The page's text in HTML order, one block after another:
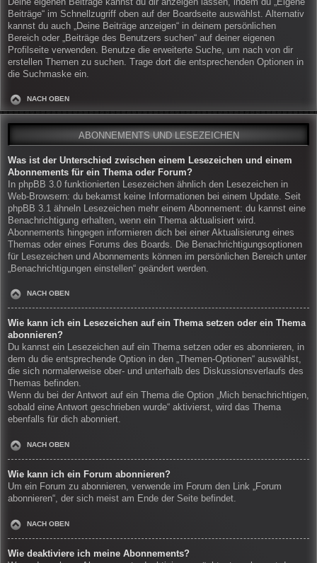
Deine eigenen Beiträge kannst du dir anzeigen lassen, indem du „Eigene
Beiträge“ im Schnellzugriff oben auf der Boardseite auswählst. Alternativ
kannst du auch „Deine Beiträge anzeigen“ in deinem persönlichen
Bereich oder „Beiträge des Benutzers suchen“ auf deiner eigenen
Profilseite verwenden. Benutze die erweiterte Suche, um nach von dir
erstellen Themen zu suchen. Trage dort die entsprechenden Optionen in
die Suchmaske ein.
NACH OBEN
ABONNEMENTS UND LESEZEICHEN
Was ist der Unterschied zwischen einem Lesezeichen und einem
Abonnements für ein Thema oder Forum?
In phpBB 3.0 funktionierten Lesezeichen ähnlich den Lesezeichen in
Web-Browsern: du bekamst keine Informationen bei einem Update. Seit
phpBB 3.1 ähneln Lesezeichen mehr einem Abonnement: du kannst eine
Benachrichtigung erhalten, wenn ein Thema aktualisiert wird.
Abonnements hingegen informieren dich bei einer Aktualisierung eines
Themas oder eines Forums des Boards. Die Benachrichtigungsoptionen
für Lesezeichen und Abonnements können im persönlichen Bereich unter
„Benachrichtigungen einstellen“ geändert werden.
NACH OBEN
Wie kann ich ein Lesezeichen auf ein Thema setzen oder ein Thema
abonnieren?
Du kannst ein Lesezeichen auf ein Thema setzen oder es abonnieren, in
dem du die entsprechende Option in den „Themen-Optionen“ auswählst,
die sich normalerweise ober- und unterhalb des Diskussionsverlaufs des
Themas befinden.
Wenn du bei der Antwort auf ein Thema die Option „Mich benachrichtigen,
sobald eine Antwort geschrieben wurde“ aktivierst, wird das Thema
ebenfalls für dich abonniert.
NACH OBEN
Wie kann ich ein Forum abonnieren?
Um ein Forum zu abonnieren, verwende im Forum den Link „Forum
abonnieren“, der sich meist am Ende der Seite befindet.
NACH OBEN
Wie deaktiviere ich meine Abonnements?